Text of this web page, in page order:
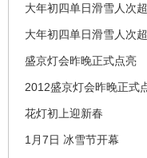
大年初四单日滑雪人次
大年初四单日滑雪人次
盛京灯会昨晚正式点亮
2012盛京灯会昨晚正式
花灯初上迎新春
1月7日 冰雪节开幕